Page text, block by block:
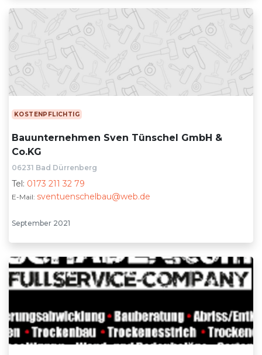
KOSTENPFLICHTIG
Bauunternehmen Sven Tünschel GmbH &
Co.KG
06231 Bad Dürrenberg
Tel: 0173 211 32 79
E-Mail: sventuenschelbau@web.de
September 2021